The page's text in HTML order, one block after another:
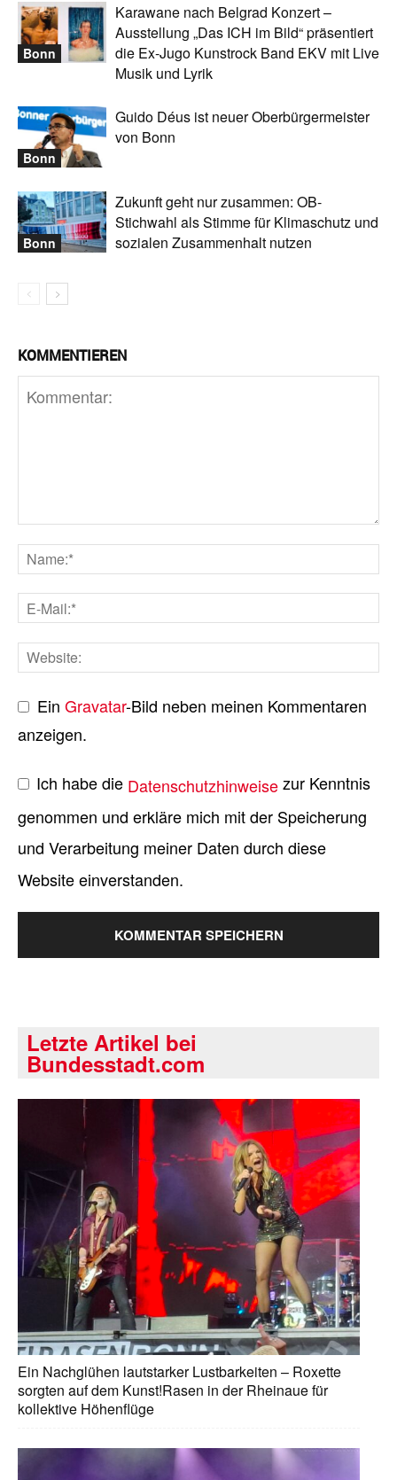
Bonn
Karawane nach Belgrad Konzert –
Ausstellung „Das ICH im Bild“ präsentiert
die Ex-Jugo Kunstrock Band EKV mit Live
Musik und Lyrik
Bonn
Guido Déus ist neuer Oberbürgermeister
von Bonn
Bonn
Zukunft geht nur zusammen: OB-
Stichwahl als Stimme für Klimaschutz und
sozialen Zusammenhalt nutzen
KOMMENTIEREN
EinGravatar-Bild neben meinen Kommentaren
anzeigen.
Ich habe die Datenschutzhinweisezur Kenntnis
genommen und erkläre mich mit der Speicherung
und Verarbeitung meiner Daten durch diese
Website einverstanden.
Letzte Artikel bei
Bundesstadt.com
Ein Nachglühen lautstarker Lustbarkeiten – Roxette
sorgten auf dem Kunst!Rasen in der Rheinaue für
kollektive Höhenflüge